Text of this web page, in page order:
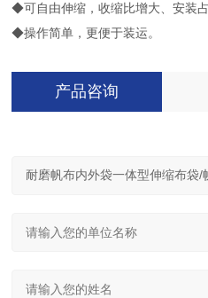
◆可自由伸缩，收缩比增大、安装占
◆操作简单，更便于装运。
产品咨询